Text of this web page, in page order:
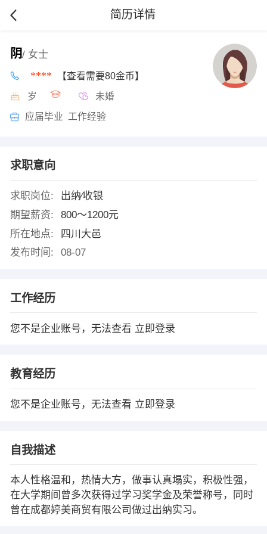
简历详情
阴/ 女士
**** 【查看需要80金币】
岁 未婚
应届毕业 工作经验
求职意向
求职岗位:
出纳∕收银
期望薪资:
800～1200元
所在地点:
四川大邑
发布时间:
08-07
工作经历
您不是企业账号，无法查看 立即登录
教育经历
您不是企业账号，无法查看 立即登录
自我描述
本人性格温和，热情大方，做事认真塌实，积极性强，
在大学期间曾多次获得过学习奖学金及荣誉称号，同时
曾在成都婷美商贸有限公司做过出纳实习。